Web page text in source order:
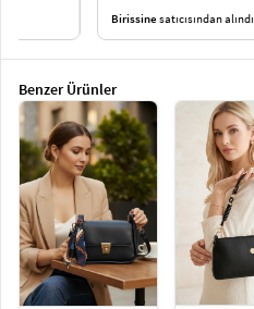
Birissinesatıcısından alındı.
Benzer Ürünler